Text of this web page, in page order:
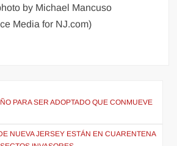
by Michael Mancuso
Media for NJ.com)
PARA SER ADOPTADO QUE CONMUEVE
NUEVA JERSEY ESTÁN EN CUARENTENA